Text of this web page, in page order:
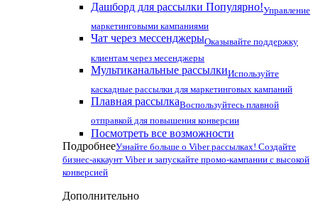
Дашборд для рассылки Популярно!Управление
маркетинговыми кампаниями
Чат через мессенджерыОказывайте поддержку
клиентам через месенджеры
Мультиканальные рассылкиИспользуйте
каскадные рассылки для маркетинговых кампаний
Плавная рассылкаВоспользуйтесь плавной
отправкой для повышения конверсии
Посмотреть все возможности
ПодробнееУзнайте больше о Viber рассылках! Создайте
бизнес-аккаунт Viber и запускайте промо-кампании с высокой
конверсией
Дополнительно